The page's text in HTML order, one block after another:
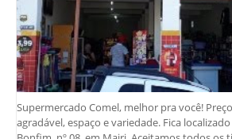
Supermercado Comel, melhor pra você!
agradável, espaço e variedade. Fica